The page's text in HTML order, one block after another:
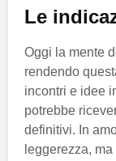
Le
Oggi la mente
rendendo
incontri e idee
potrebbe
definitivi. In
leggerezza,